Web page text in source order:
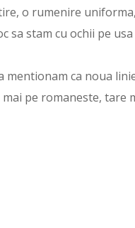
o rumenire
sa stam cu ochii pe
ca noua
pe romaneste, tare